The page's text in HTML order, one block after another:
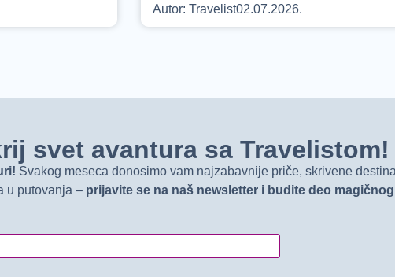
Autor: Travelist02.07.2026.
svet avantura sa Travelistom!
Svakog meseca donosimo vam najzabavnije priče, skrivene
u putovanja – prijavite se na naš newsletter i budite deo